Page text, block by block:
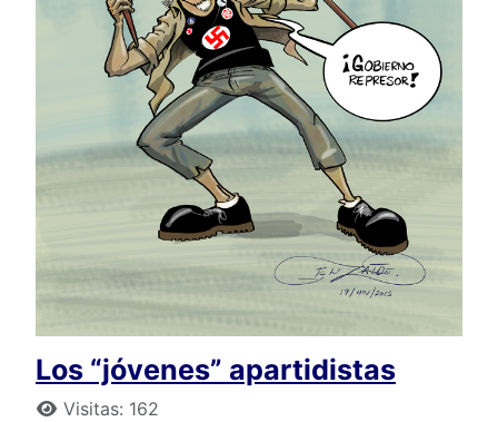
Los “jóvenes” apartidistas
Detalles
Visitas: 162